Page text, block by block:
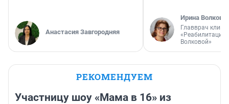
Анастасия Завгородняя
Ирина Волкова
Главврач
«Реабилитация
Волковой»
РЕКОМЕНДУЕМ
Участницу шоу «Мама в 16» из